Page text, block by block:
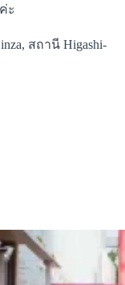
ะ
สถานี Higashi-